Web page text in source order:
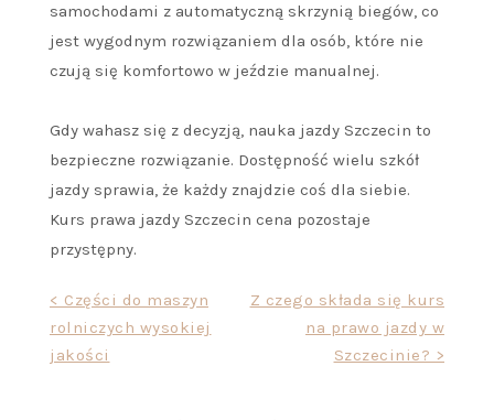
samochodami z automatyczną skrzynią biegów, co
jest wygodnym rozwiązaniem dla osób, które nie
czują się komfortowo w jeździe manualnej.
Gdy wahasz się z decyzją, nauka jazdy Szczecin to
bezpieczne rozwiązanie. Dostępność wielu szkół
jazdy sprawia, że każdy znajdzie coś dla siebie.
Kurs prawa jazdy Szczecin cena pozostaje
przystępny.
Nawigacja
wpisu
< Części do maszyn
rolniczych wysokiej
jakości
Z czego składa się kurs
na prawo jazdy w
Szczecinie? >